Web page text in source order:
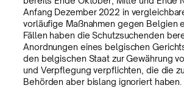
Anfang Dezember 2022 in
vorläufige Maßnahmen gegen Belgien
Fällen haben die Schutzsuchenden
Anordnungen eines belgischen
den belgischen Staat zur Gewährung
und Verpflegung verpflichten, die die
Behörden aber bislang ignoriert haben.